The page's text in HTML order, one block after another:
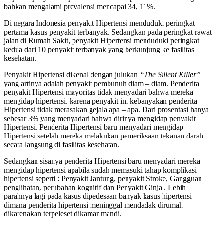
bahkan mengalami prevalensi mencapai 34, 11%.
Di negara Indonesia penyakit Hipertensi menduduki peringkat
pertama kasus penyakit terbanyak. Sedangkan pada peringkat rawat
jalan di Rumah Sakit, penyakit Hipertensi menduduki peringkat
kedua dari 10 penyakit terbanyak yang berkunjung ke fasilitas
kesehatan.
Penyakit Hipertensi dikenal dengan julukan “The Sillent Killer”
yang artinya adalah penyakit pembunuh diam – diam. Penderita
penyakit Hipertensi mayoritas tidak menyadari bahwa mereka
mengidap hipertensi, karena penyakit ini kebanyakan penderita
Hipertensi tidak merasakan gejala apa – apa. Dari prosentasi hanya
sebesar 3% yang menyadari bahwa dirinya mengidap penyakit
Hipertensi. Penderita Hipertensi baru menyadari mengidap
Hipertensi setelah mereka melakukan pemeriksaan tekanan darah
secara langsung di fasilitas kesehatan.
Sedangkan sisanya penderita Hipertensi baru menyadari mereka
mengidap hipertensi apabila sudah memasuki tahap komplikasi
hipertensi seperti : Penyakit Jantung, penyakit Stroke, Gangguan
penglihatan, perubahan kognitif dan Penyakit Ginjal. Lebih
parahnya lagi pada kasus dipedesaan banyak kasus hipertensi
dimana penderita hipertensi meninggal mendadak dirumah
dikarenakan terpeleset dikamar mandi.